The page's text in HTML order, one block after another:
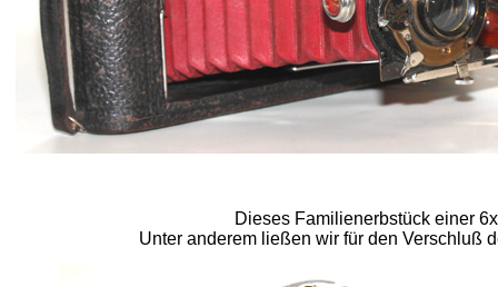
Dieses Familienerbstück einer
Unter anderem ließen wir für den Verschluß